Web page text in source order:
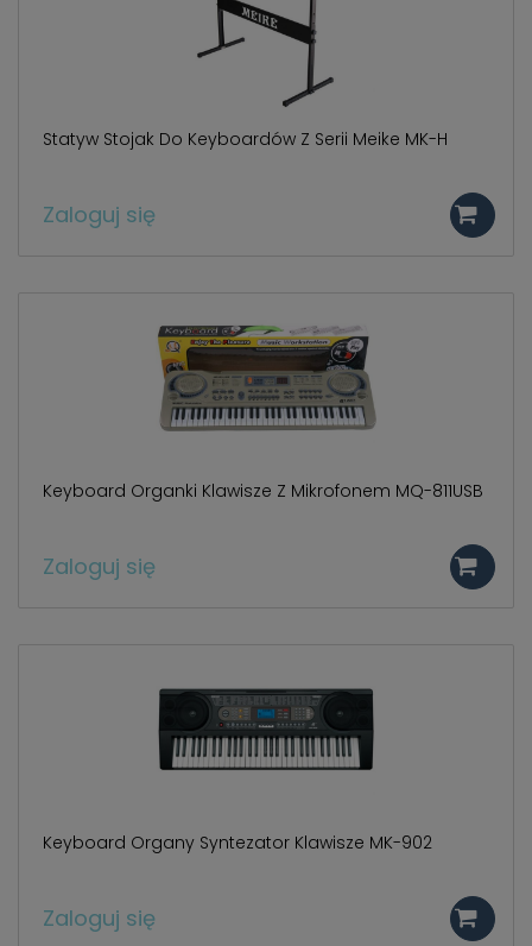
Statyw Stojak Do Keyboardów Z Serii Meike MK-H
Zaloguj się
Keyboard Organki Klawisze Z Mikrofonem MQ-811USB
Zaloguj się
Keyboard Organy Syntezator Klawisze MK-902
Zaloguj się